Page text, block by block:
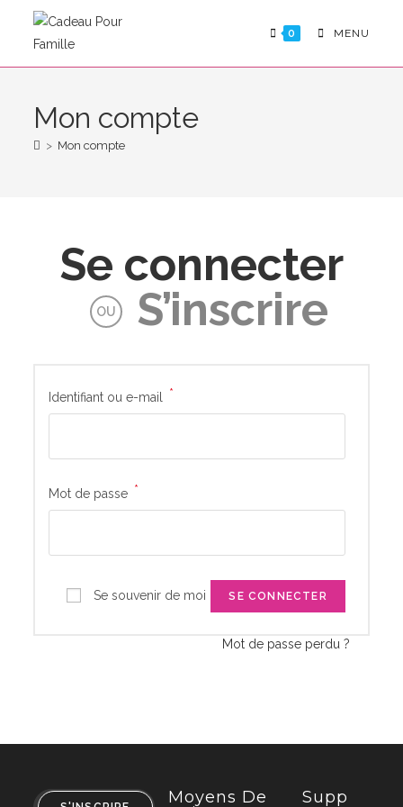
0 MENU
Mon compte
> Mon compte
Se connecter
OU S’inscrire
Identifiant ou e-mail *
Mot de passe *
Se souvenir de moi SE CONNECTER
Mot de passe perdu ?
Moyens De
Supp